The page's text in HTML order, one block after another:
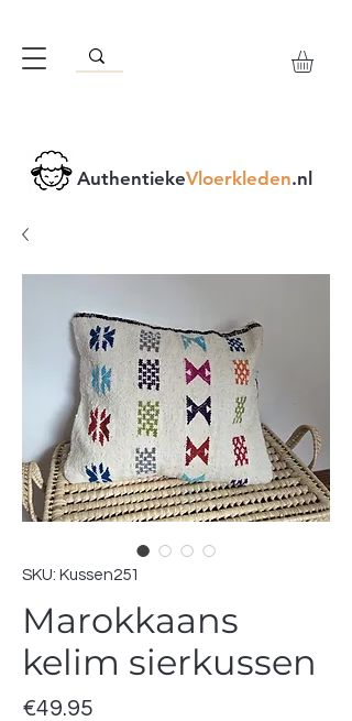
AuthentiekeVloerkleden.nl
SKU: Kussen251
Marokkaans
kelim sierkussen
€49.95